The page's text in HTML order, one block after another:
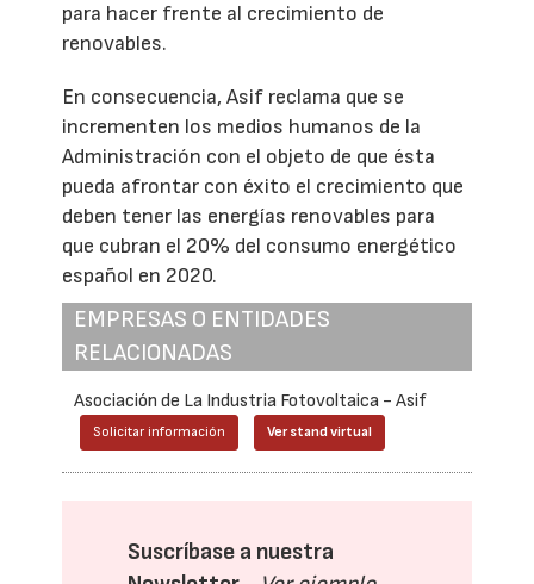
para hacer frente al crecimiento de
renovables.
En consecuencia, Asif reclama que se
incrementen los medios humanos de la
Administración con el objeto de que ésta
pueda afrontar con éxito el crecimiento que
deben tener las energías renovables para
que cubran el 20% del consumo energético
español en 2020.
EMPRESAS O ENTIDADES
RELACIONADAS
Asociación de La Industria Fotovoltaica - Asif
Solicitar información Ver stand virtual
Suscríbase a nuestra